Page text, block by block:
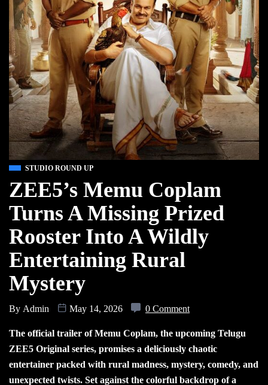
STUDIO ROUND UP
ZEE5’s Memu Coplam
Turns A Missing Prized
Rooster Into A Wildly
Entertaining Rural
Mystery
By Admin May 14, 2026 0 Comment
The official trailer of Memu Coplam, the upcoming Telugu
ZEE5 Original series, promises a deliciously chaotic
entertainer packed with rural madness, mystery, comedy, and
unexpected twists. Set against the colorful backdrop of a